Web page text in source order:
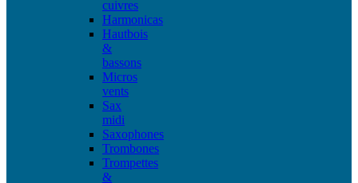
cuivres
Harmonicas
Hautbois
&
bassons
Micros
vents
Sax
midi
Saxophones
Trombones
Trompettes
&